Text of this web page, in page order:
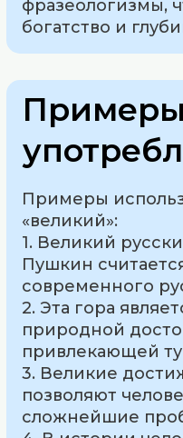
фразеологизмы,
богатство и
Примеры
Примеры
«великий»:
1. Великий
Пушкин
современного
2. Эта гора
природной
привлекающей
3. Великие
позволяют
сложнейшие